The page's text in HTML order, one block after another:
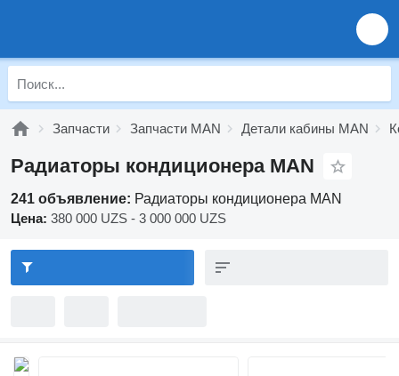
Запчасти Запчасти MAN Детали кабины MAN
Радиаторы кондиционера MAN
241 объявление: Радиаторы кондиционера MAN
Цена: 380 000 UZS - 3 000 000 UZS